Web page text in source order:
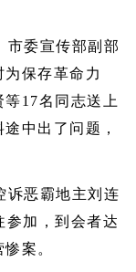
市委宣传部副部
保存革命力
17名同志送上
中出了问题，
诉恶霸地主刘连
参加，到会者达
案。